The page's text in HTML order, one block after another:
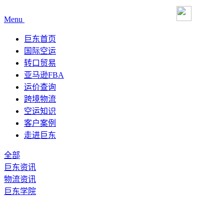
Menu
巨东首页
国际空运
转口贸易
亚马逊FBA
运价查询
跨境物流
空运知识
客户案例
走进巨东
全部
巨东资讯
物流资讯
巨东学院